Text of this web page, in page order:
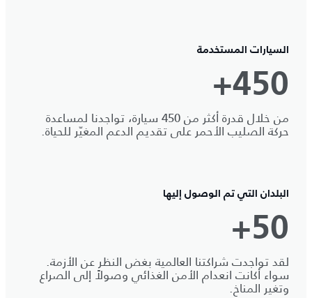
السيارات المستخدمة
450+
من خلال قدرة أكثر من 450 سيارة، تواجدنا لمساعدة
حركة الصليب الأحمر على تقديم الدعم المغيّر للحياة.
البلدان التي تم الوصول إليها
50+
لقد تواجدت شراكتنا العالمية بغض النظر عن الأزمة.
سواء أكانت انعدام الأمن الغذائي وصولاً إلى الصراع
وتغير المناخ.